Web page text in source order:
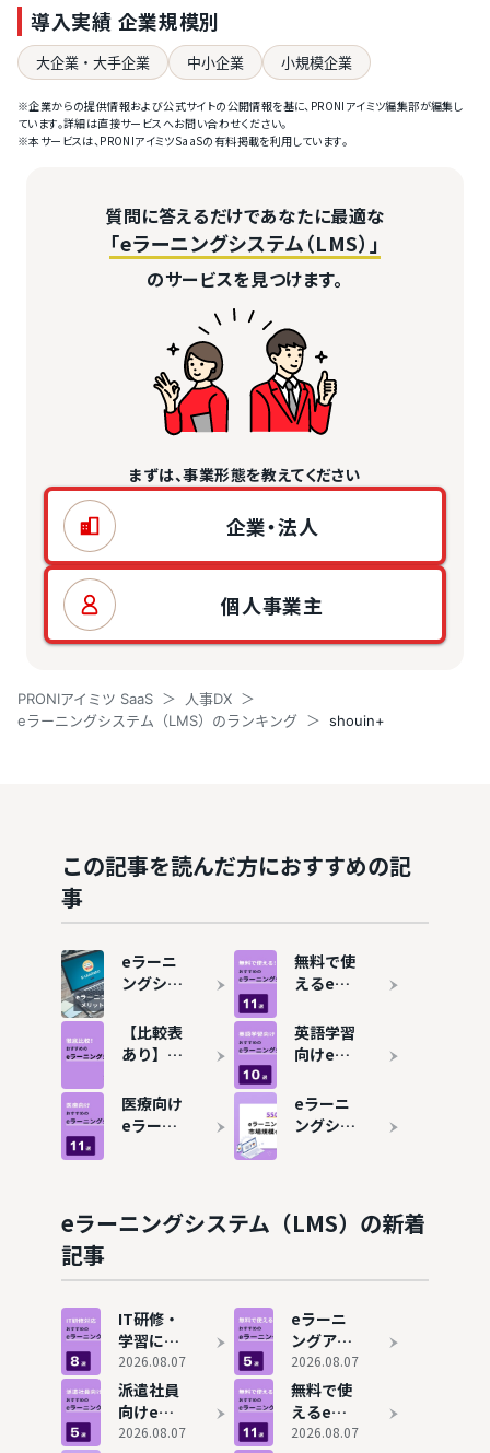
導入実績 企業規模別
大企業・大手企業 中小企業 小規模企業
※企業からの提供情報および公式サイトの公開情報を基に、PRONIアイミツ編集部が編集し
ています。詳細は直接サービスへお問い合わせください。
※本サービスは、PRONIアイミツSaaSの有料掲載を利用しています。
質問に答えるだけであなたに最適な
「eラーニングシステム（LMS）」
のサービスを見つけます。
まずは、事業形態を教えてください
企業・法人
個人事業主
PRONIアイミツ SaaS
人事DX
eラーニングシステム（LMS）のランキング
shouin+
この記事を読んだ方におすすめの記
事
eラーニ
ングシス
（LMS）
とは？導
ット・デ
メリット
を解説
無料で使
えるeラ
システム
（LMS）
11選！コ
ストを抑
えて学習
【比較表
あり】e
グシステ
ムおすす
との違い
を解説
英語学習
向けeラ
おすすめ
10選！無
医療向け
eラーニ
おすすめ
11選！無
るサービ
eラーニ
ングシス
は？おす
すめツー
紹介
eラーニングシステム（LMS）の新着
記事
IT研修・
学習に強
いeラー
ニングお
すすめ8
選！エン
2026.08.07
eラーニ
ングアプ
リおすす
め5選！
無料で試
せるツー
2026.08.07
派遣社員
向けeラ
ーニング
2026.08.07
無料で使
えるeラ
ーニング
2026.08.07